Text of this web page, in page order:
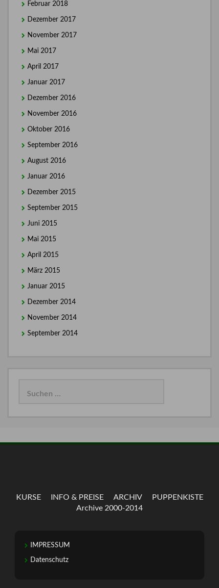
Februar 2018
Dezember 2017
November 2017
Mai 2017
April 2017
Januar 2017
Dezember 2016
November 2016
Oktober 2016
September 2016
August 2016
Januar 2016
Dezember 2015
September 2015
Juni 2015
Mai 2015
April 2015
März 2015
Januar 2015
Dezember 2014
November 2014
September 2014
KURSE INFO & PREISE ARCHIV
PUPPENKISTE
Archive 2000-2014
IMPRESSUM
Datenschutz